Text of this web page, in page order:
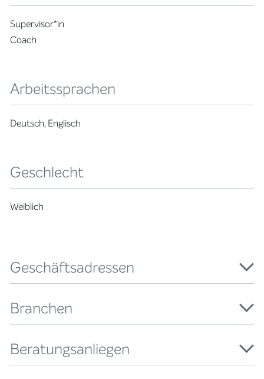
Supervisor*in
Coach
Arbeitssprachen
Deutsch, Englisch
Geschlecht
Weiblich
Geschäftsadressen
Branchen
Beratungsanliegen